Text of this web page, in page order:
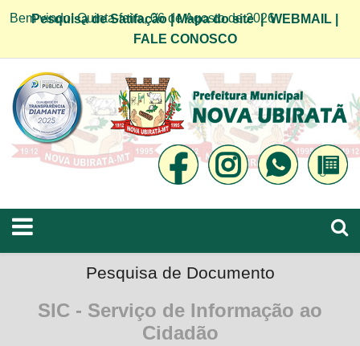
Bem vindo! Quinta-feira, 06 de Agosto de 2026
Pesquisa de Satifação|Mapa do site|WEBMAIL
FALE CONOSCO
Pesquisa de Documento
SIC - Serviço de Informação ao
Cidadão